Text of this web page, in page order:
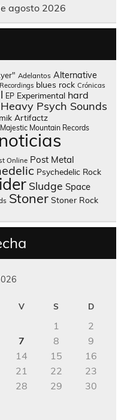
agosto 2026
Adelantos Alternative
blues rock Crónicas
EP Experimental hard
Heavy Psych Sounds
Artifactz
Majestic Mountain Records
noticias
Online Post Metal
Psychedelic Rock
Sludge Space
Stoner Stoner Rock
V S D
1
2
7 8
9
14 15
16
21 22
23
28 29
30